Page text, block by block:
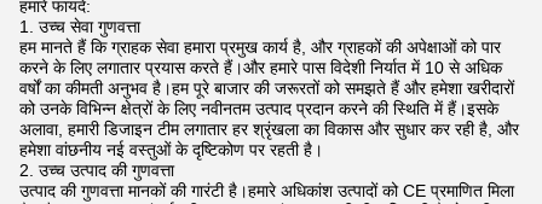
हमारे फायदे:
1. उच्च सेवा गुणवत्ता
हम मानते हैं कि ग्राहक सेवा हमारा प्रमुख कार्य है, और ग्राहकों की अपेक्षाओं को पार
करने के लिए लगातार प्रयास करते हैं।और हमारे पास विदेशी निर्यात में 10 से अधिक
वर्षों का कीमती अनुभव है।हम पूरे बाजार की जरूरतों को समझते हैं और हमेशा खरीदारों
को उनके विभिन्न क्षेत्रों के लिए नवीनतम उत्पाद प्रदान करने की स्थिति में हैं।इसके
अलावा, हमारी डिजाइन टीम लगातार हर श्रृंखला का विकास और सुधार कर रही है, और
हमेशा वांछनीय नई वस्तुओं के दृष्टिकोण पर रहती है।
2. उच्च उत्पाद की गुणवत्ता
उत्पाद की गुणवत्ता मानकों की गारंटी है।हमारे अधिकांश उत्पादों को CE प्रमाणित मिला